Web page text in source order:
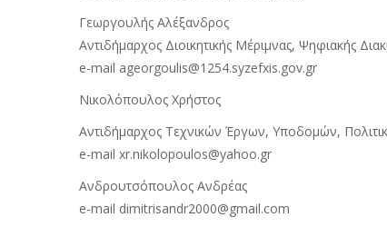
Γεωργουλής Αλέξανδρος
Αντιδήμαρχος Διοικητικής Μέριμνας, Ψηφιακής
e-mail ageorgoulis@1254.syzefxis.gov.gr
Νικολόπουλος Χρήστος
Αντιδήμαρχος Τεχνικών Έργων, Υποδομών,
e-mail xr.nikolopoulos@yahoo.gr
Ανδρουτσόπουλος Ανδρέας
e-mail dimitrisandr2000@gmail.com